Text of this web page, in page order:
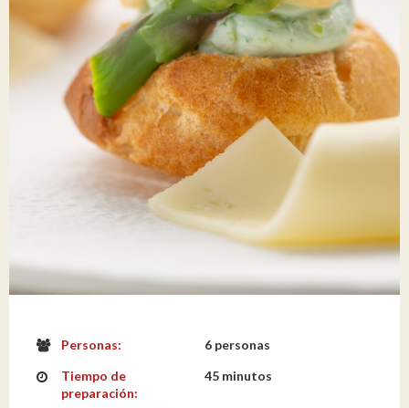
Personas:
6 personas
Tiempo de
preparación:
45 minutos